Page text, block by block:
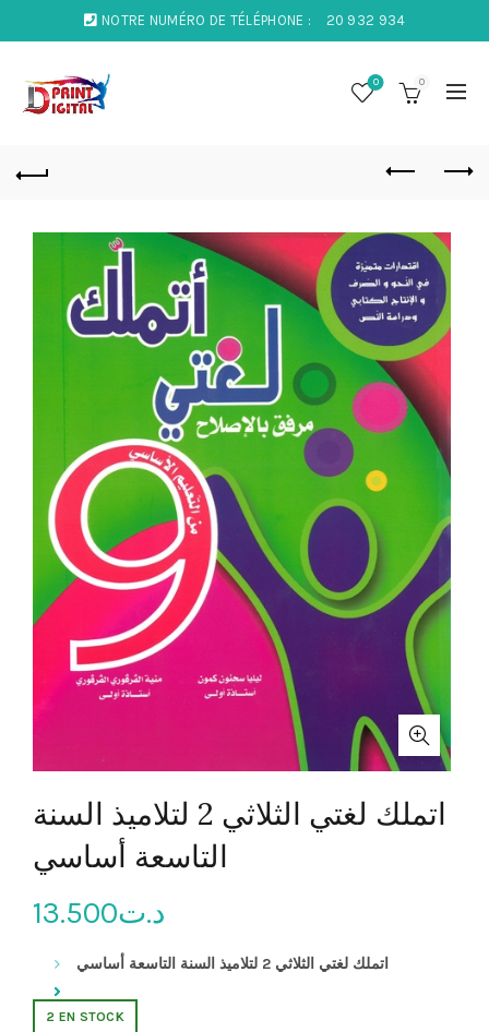
NOTRE NUMÉRO DE TÉLÉPHONE : 20 932 934
0 0
اتملك لغتي الثلاثي 2 لتلاميذ السنة
التاسعة أساسي
د.ت13.500
اتملك لغتي الثلاثي 2 لتلاميذ السنة التاسعة
2 EN STOCK